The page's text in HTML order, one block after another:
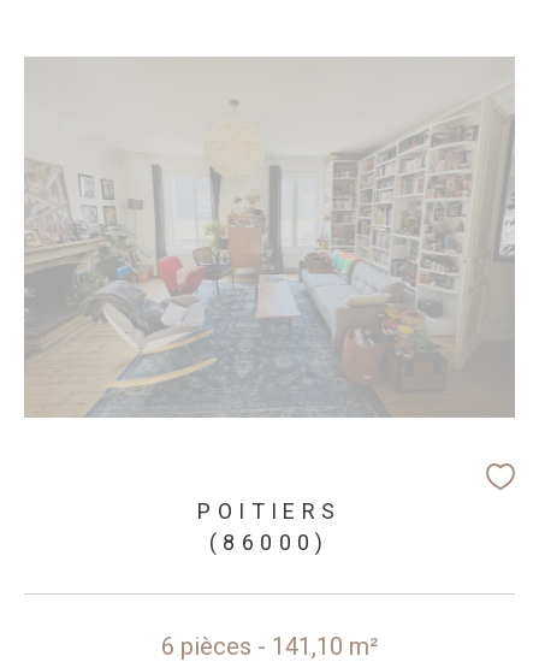
POITIERS
(86000)
6 pièces - 141,10 m²